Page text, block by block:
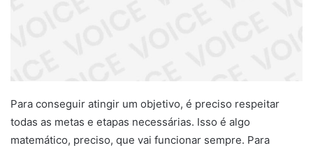
Para conseguir atingir um objetivo, é preciso respeitar
todas as metas e etapas necessárias. Isso é algo
matemático, preciso, que vai funcionar sempre. Para